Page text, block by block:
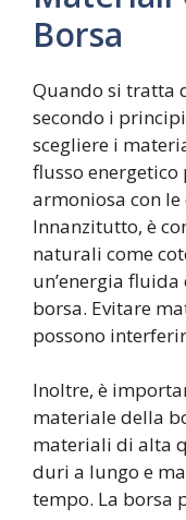
Borsa
Quando si tratta
secondo i
scegliere i
flusso energetico
armoniosa con
Innanzitutto, è
naturali come
un’energia
borsa. Evitare
possono
Inoltre, è
materiale della
materiali di alta
duri a lungo e
tempo. La borsa